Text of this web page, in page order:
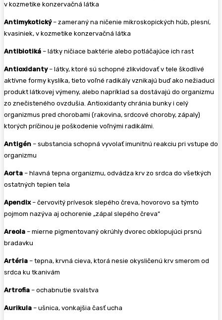
v kozmetike konzervačná látka
Antimykotický– zameraný na ničenie mikroskopických húb, plesní,
kvasiniek, v kozmetike konzervačná látka
Antibiotiká – látky ničiace baktérie alebo potláčajúce ich rast
Antioxidanty– látky, ktoré sú schopné zlikvidovať v tele škodlivé
aktívne formy kyslíka, tieto voľné radikály vznikajú buď ako nežiaduci
produkt látkovej výmeny, alebo napríklad sa dostávajú do organizmu
zo znečisteného ovzdušia. Antioxidanty chránia bunky i celý
organizmus pred chorobami (rakovina, srdcové choroby, zápaly)
ktorých príčinou je poškodenie voľnými radikálmi.
Antigén – substancia schopná vyvolať imunitnú reakciu pri vstupe do
organizmu
Aorta – hlavná tepna organizmu, odvádza krv zo srdca do všetkých
ostatných tepien tela
Apendix– červovitý prívesok slepého čreva, hovorovo sa týmto
pojmom nazýva aj ochorenie „zápal slepého čreva“
Areola – mierne pigmentovaný okrúhly dvorec obklopujúci prsnú
bradavku
Artéria – tepna, krvná cieva, ktorá nesie okysličenú krv smerom od
srdca ku tkanivám
Artrofia – ochabnutie svalstva
Aurikula – ušnica, vonkajšia časť ucha